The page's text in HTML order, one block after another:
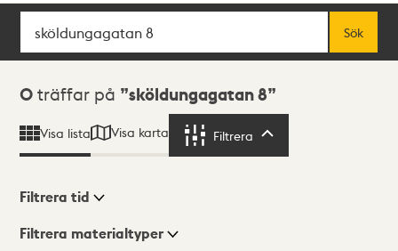
Sök
Sök
Sökresultat
0 träffar på sköldungagatan 8
Visa lista Visa karta Filtrera
Visningsläge
Filtrera tid
Filtrera materialtyper